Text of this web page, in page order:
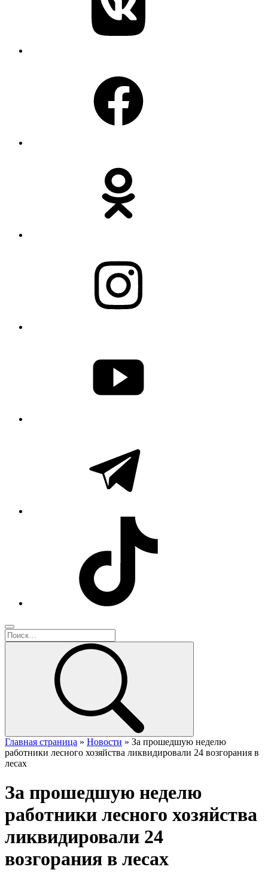
Главная страница » Новости » За прошедшую неделю
работники лесного хозяйства ликвидировали 24 возгорания в
лесах
За прошедшую неделю
работники лесного хозяйства
ликвидировали 24
возгорания в лесах